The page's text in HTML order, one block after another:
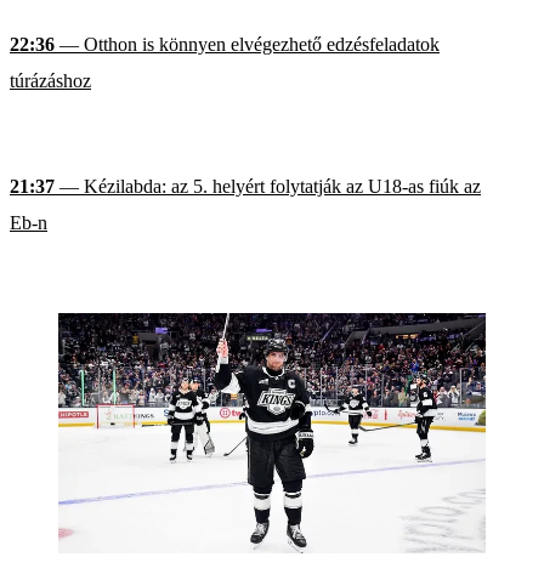
22:36 — Otthon is könnyen elvégezhető edzésfeladatok
túrázáshoz
21:37 — Kézilabda: az 5. helyért folytatják az U18-as fiúk az
Eb-n